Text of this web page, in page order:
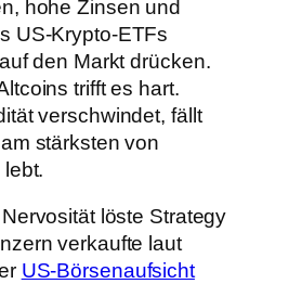
hohe Zinsen und
US-Krypto-ETFs
den Markt drücken.
trifft es hart.
verschwindet, fällt
stärksten von
löste Strategy
verkaufte laut
US-Börsenaufsicht